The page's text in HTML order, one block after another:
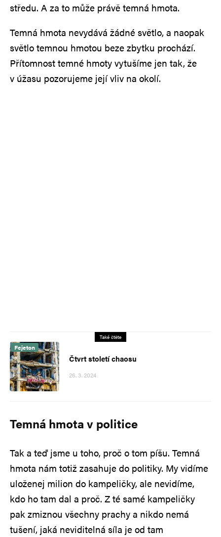
středu. A za to může právě temná hmota.
Temná hmota nevydává žádné světlo, a naopak
světlo temnou hmotou beze zbytku prochází.
Přítomnost temné hmoty vytušíme jen tak, že
v úžasu pozorujeme její vliv na okolí.
Také čtěte
Fejeton
Čtvrt století chaosu
26. 3. 2024
Temná hmota v politice
Tak a teď jsme u toho, proč o tom píšu. Temná
hmota nám totiž zasahuje do politiky. My vidíme
uloženej milion do kampeličky, ale nevidíme,
kdo ho tam dal a proč. Z té samé kampeličky
pak zmiznou všechny prachy a nikdo nemá
tušení, jaká neviditelná síla je od tam